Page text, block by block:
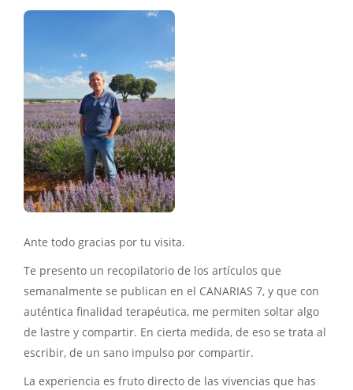
Ante todo gracias por tu visita.
Te presento un recopilatorio de los artículos que
semanalmente se publican en el CANARIAS 7, y que con
auténtica finalidad terapéutica, me permiten soltar algo
de lastre y compartir. En cierta medida, de eso se trata al
escribir, de un sano impulso por compartir.
La experiencia es fruto directo de las vivencias que has